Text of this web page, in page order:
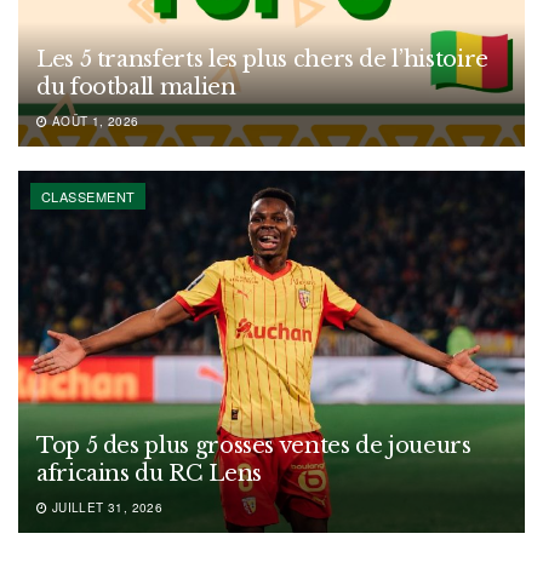
Les 5 transferts les plus chers de l’histoire
du football malien
AOÛT 1, 2026
CLASSEMENT
Top 5 des plus grosses ventes de joueurs
africains du RC Lens
JUILLET 31, 2026